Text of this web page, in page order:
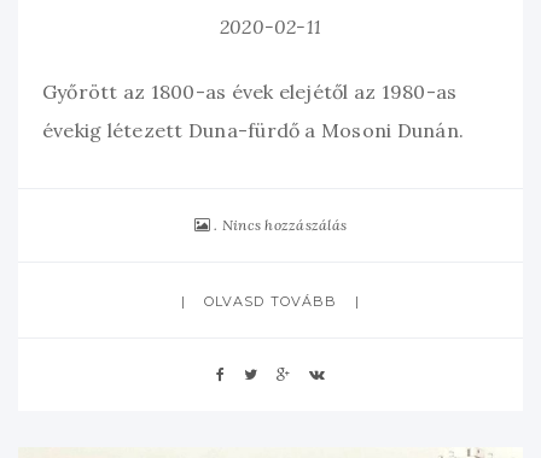
2020-02-11
Győrött az 1800-as évek elejétől az 1980-as
évekig létezett Duna-fürdő a Mosoni Dunán.
Nincs hozzászálás
OLVASD TOVÁBB